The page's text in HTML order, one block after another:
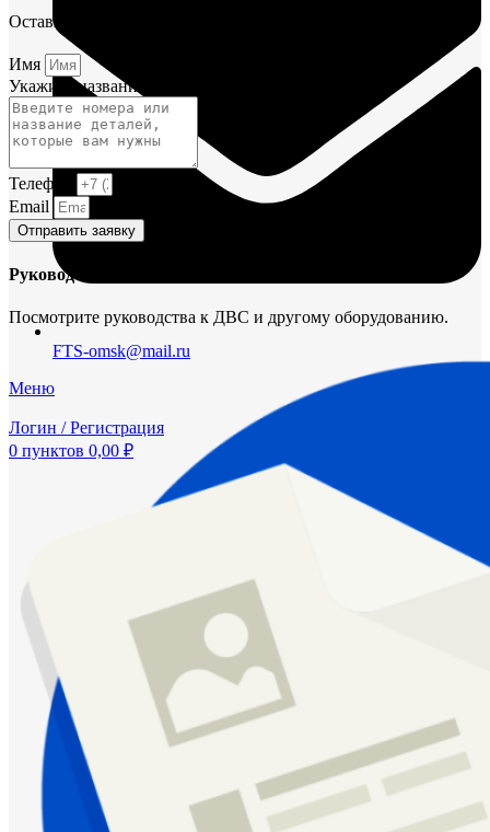
FTS-omsk@mail.ru
Меню
Логин / Регистрация
0 пунктов 0,00 ₽
Оставьте заявку и мы постараемся вам помочь.
Имя
Укажите название или номера деталей
Телефон
Email
Отправить заявку
Руководства и инструкции
Посмотрите руководства к ДВС и другому оборудованию.